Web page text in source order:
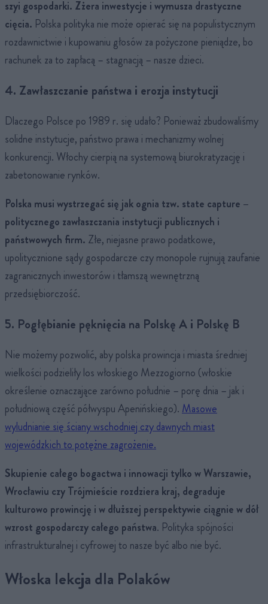
szyi gospodarki. Zżera inwestycje i wymusza drastyczne
cięcia. Polska polityka nie może opierać się na populistycznym
rozdawnictwie i kupowaniu głosów za pożyczone pieniądze, bo
rachunek za to zapłacą – stagnacją – nasze dzieci.
4. Zawłaszczanie państwa i erozja instytucji
Dlaczego Polsce po 1989 r. się udało? Ponieważ zbudowaliśmy
solidne instytucje, państwo prawa i mechanizmy wolnej
konkurencji. Włochy cierpią na systemową biurokratyzację i
zabetonowanie rynków.
Polska musi wystrzegać się jak ognia tzw. state capture –
politycznego zawłaszczania instytucji publicznych i
państwowych firm. Złe, niejasne prawo podatkowe,
upolitycznione sądy gospodarcze czy monopole rujnują zaufanie
zagranicznych inwestorów i tłamszą wewnętrzną
przedsiębiorczość.
5. Pogłębianie pęknięcia na Polskę A i Polskę B
Nie możemy pozwolić, aby polska prowincja i miasta średniej
wielkości podzieliły los włoskiego Mezzogiorno (włoskie
określenie oznaczające zarówno południe – porę dnia – jak i
południową część półwyspu Apenińskiego). Masowe
wyludnianie się ściany wschodniej czy dawnych miast
wojewódzkich to potężne zagrożenie.
Skupienie całego bogactwa i innowacji tylko w Warszawie,
Wrocławiu czy Trójmieście rozdziera kraj, degraduje
kulturowo prowincję i w dłuższej perspektywie ciągnie w dół
wzrost gospodarczy całego państwa. Polityka spójności
infrastrukturalnej i cyfrowej to nasze być albo nie być.
Włoska lekcja dla Polaków